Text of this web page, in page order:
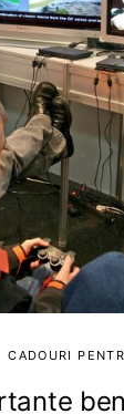
CADOURI